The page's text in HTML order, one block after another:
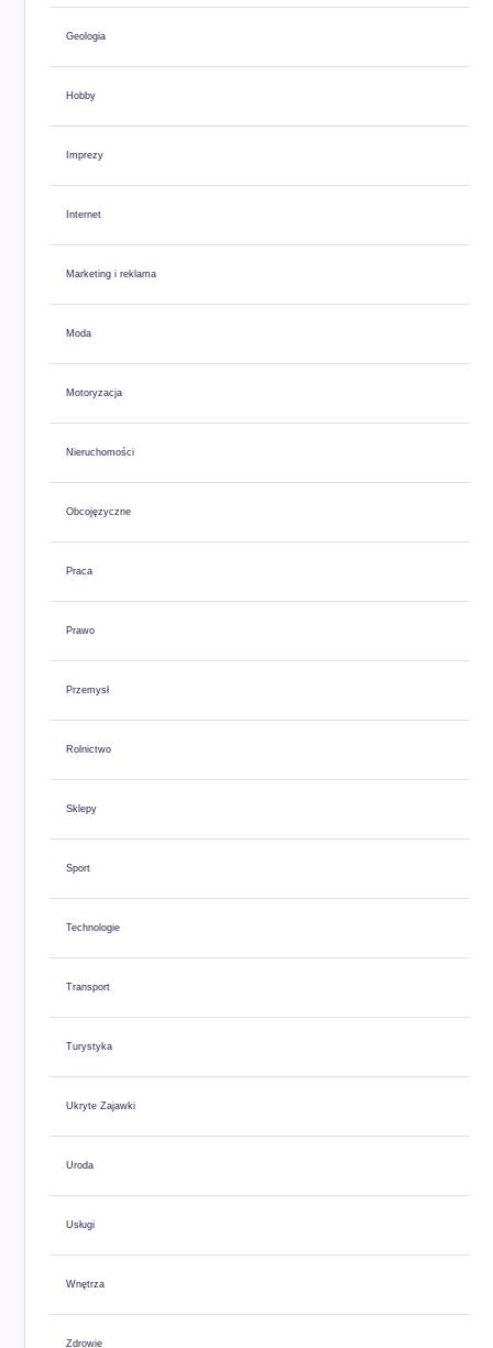
Geologia
Hobby
Imprezy
Internet
Marketing i reklama
Moda
Motoryzacja
Nieruchomości
Obcojęzyczne
Praca
Prawo
Przemysł
Rolnictwo
Sklepy
Sport
Technologie
Transport
Turystyka
Ukryte Zajawki
Uroda
Usługi
Wnętrza
Zdrowie